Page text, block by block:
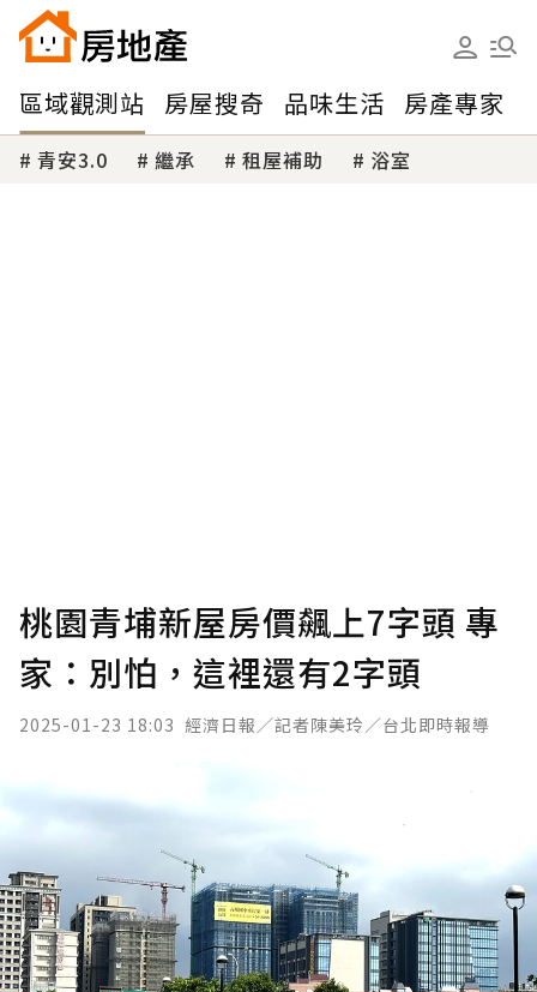
區域觀測站 房屋搜奇 品味生活 房產專家
青安3.0 繼承 租屋補助 浴室
桃園青埔新屋房價飆上7字頭 專
家：別怕，這裡還有2字頭
2025-01-23 18:03 經濟日報／記者陳美玲／台北即時報導